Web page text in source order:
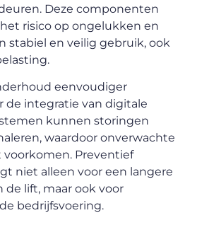
Deze componenten
risico op ongelukken en
stabiel en veilig gebruik, ook
eenvoudiger
de integratie van digitale
kunnen storingen
waardoor onverwachte
Preventief
niet alleen voor een langere
de lift, maar ook voor
bedrijfsvoering.